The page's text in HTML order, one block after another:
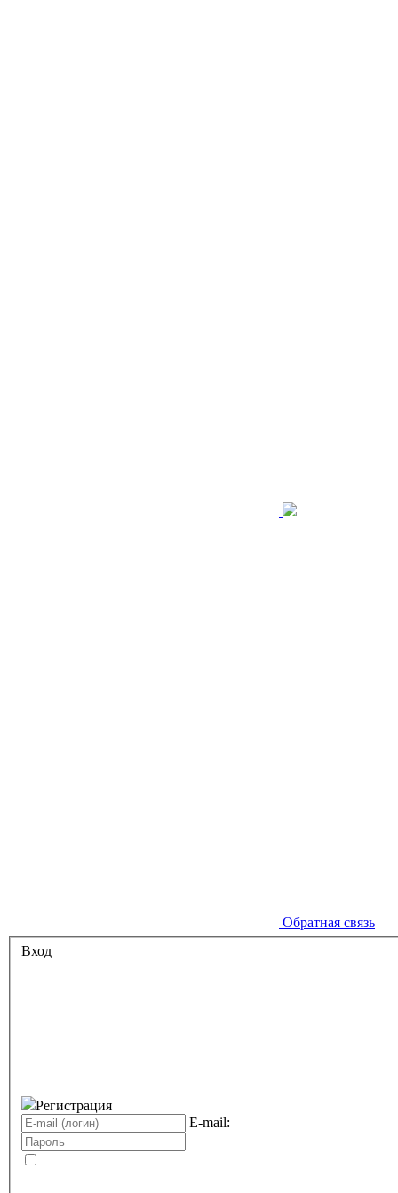
Обратная связь
Вход
Регистрация
E-mail: